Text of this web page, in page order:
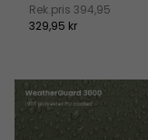
Rek.pris 394,95
329,95 kr